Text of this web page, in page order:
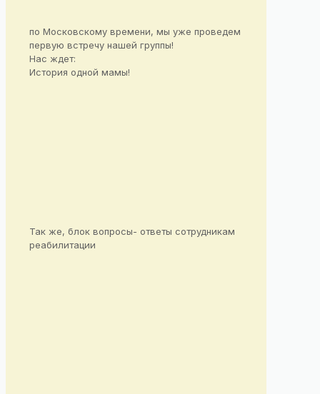
по Московскому времени, мы уже проведем
первую встречу нашей группы!
Нас ждет:
История одной мамы!
Так же, блок вопросы- ответы сотрудникам
реабилитации